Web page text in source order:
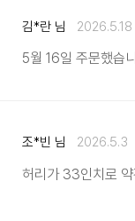
김*란 님 2026.5.18
조*빈 님 2026.5.3
허리가 33인치로